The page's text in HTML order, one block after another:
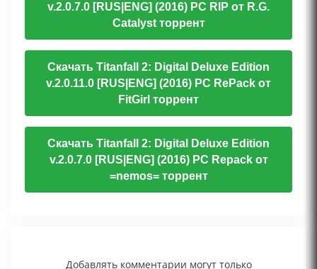
v.2.0.7.0 [RUS|ENG] (2016) PC RIP от R.G.
Catalyst торрент
Скачать Titanfall 2: Digital Deluxe Edition
v.2.0.11.0 [RUS|ENG] (2016) PC RePack от
FitGirl торрент
Скачать Titanfall 2: Digital Deluxe Edition
v.2.0.7.0 [RUS|ENG] (2016) PC Repack от
=nemos= торрент
Добавлять комментарии могут только